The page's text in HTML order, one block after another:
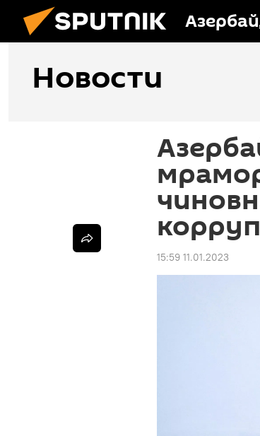
Новости
15:59 11.01.2023